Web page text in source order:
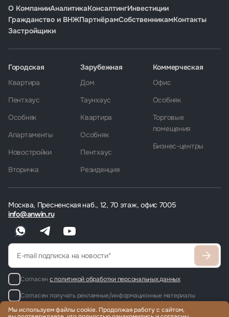
О КомпанииАналитикаКонсалтингИнвестиции
Гражданство и ВНЖПартнёрамСобственникамКонтакты
Застройщики
Москва, Пресненская наб., 12, 70 этаж, офис 7005
info@anwin.ru
Согласен с политикой обработки персональных данных
Согласен получать рекламные/информационные материалы
Городская
Квартира
Пентхаус
Особняк
Апартаменты
Новостройки
Вторичка
Зарубежная
Дом
Таунхаус
Квартира
Особняк
Пентхаус
Резиденция
Коммерческая
Офис
Особняк
Торговые
помещения
Бизнес-центры
Мы используем файлы cookie. Продолжая работу с сайтом,